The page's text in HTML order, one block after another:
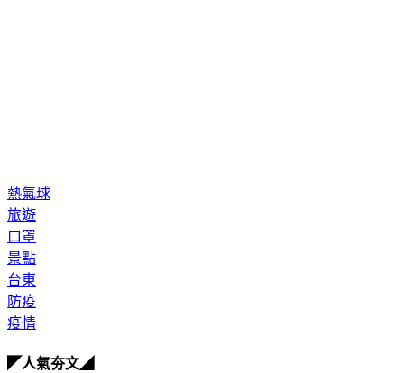
熱氣球
旅遊
口罩
景點
台東
防疫
疫情
◤人氣夯文◢